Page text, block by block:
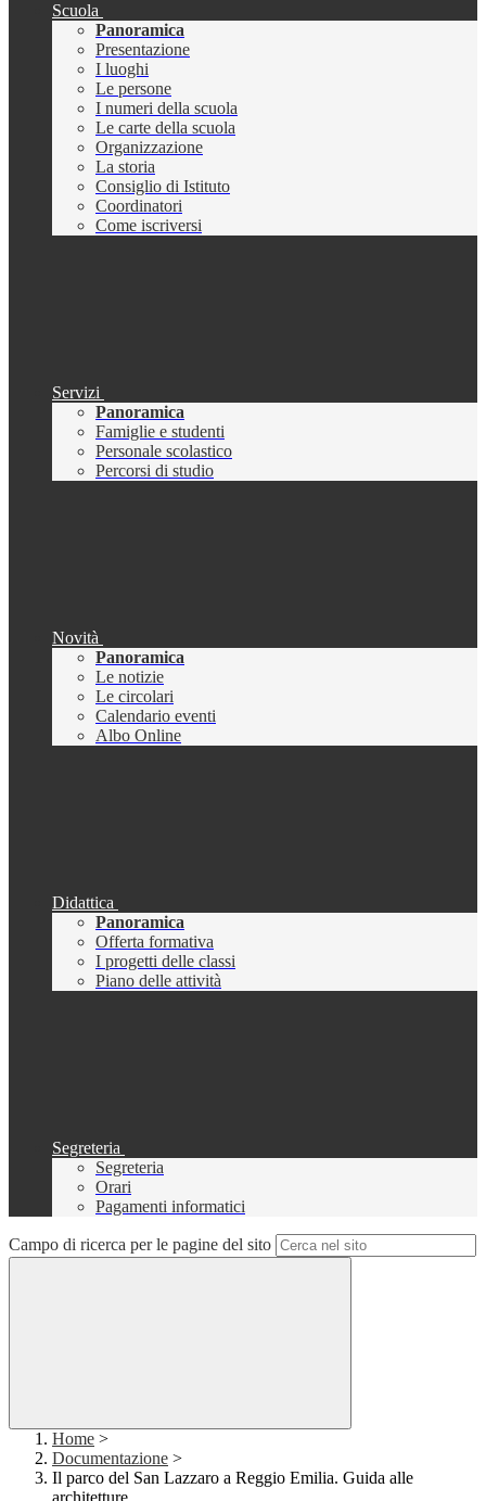
Scuola
Panoramica
Presentazione
I luoghi
Le persone
I numeri della scuola
Le carte della scuola
Organizzazione
La storia
Consiglio di Istituto
Coordinatori
Come iscriversi
Servizi
Panoramica
Famiglie e studenti
Personale scolastico
Percorsi di studio
Novità
Panoramica
Le notizie
Le circolari
Calendario eventi
Albo Online
Didattica
Panoramica
Offerta formativa
I progetti delle classi
Piano delle attività
Segreteria
Segreteria
Orari
Pagamenti informatici
Campo di ricerca per le pagine del sito
Home >
Documentazione >
Il parco del San Lazzaro a Reggio Emilia. Guida alle